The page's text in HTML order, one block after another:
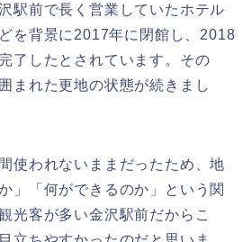
駅前で長く営業していたホテル
を背景に2017年に閉館し、2018
了したとされています。その
まれた更地の状態が続きまし
使われないままだったため、地
」「何ができるのか」という関
光客が多い金沢駅前だからこ